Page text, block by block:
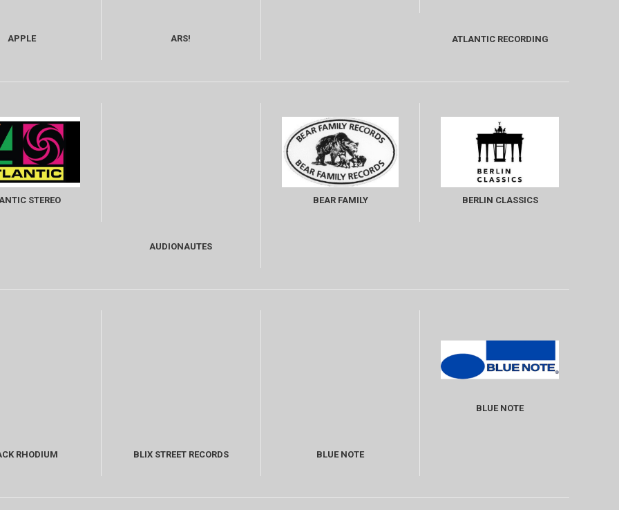
APPLE ARS!
ATLANTIC RECORDING
STEREO
AUDIONAUTES
BEAR FAMILY
BERLIN CLASSICS
RHODIUM BLIX STREET RECORDS BLUE NOTE
BLUE NOTE